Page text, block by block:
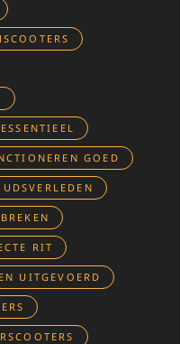
ESSENTIEEL
GOED
RIT
UITGEVOERD